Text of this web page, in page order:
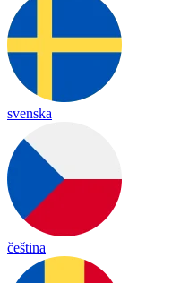
svenska
čeština